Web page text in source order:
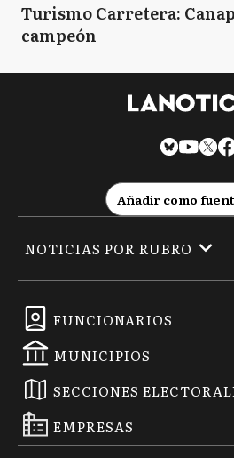
Turismo Carretera:
campeón
Añadir como
FUNCIONARIOS
MUNICIPIOS
SECCIONES
EMPRESAS
NOTICIAS POR RUBRO